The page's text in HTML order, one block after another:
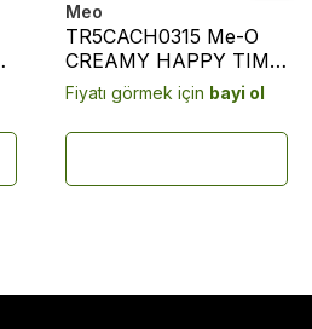
Meo
TR5CACH0315 Me-O
CREAMY HAPPY TIME
36/45/47/48 15 GR. 100
LÜ
Fiyatı görmek için bayi ol